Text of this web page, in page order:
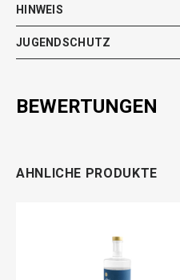
HINWEIS
JUGENDSCHUTZ
BEWERTUNGEN
AHNLICHE PRODUKTE